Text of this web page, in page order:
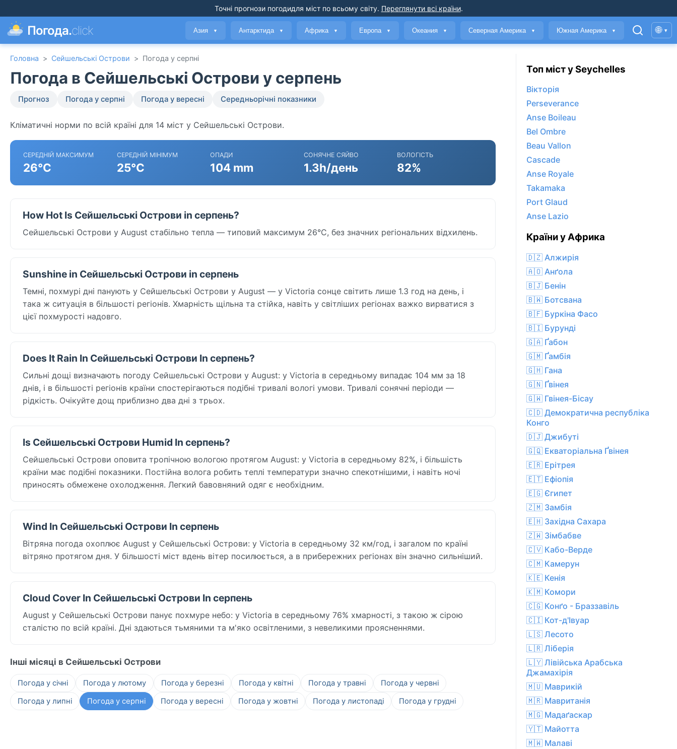
Точні прогнози погодидля міст по всьому світу. Переглянути всі країни.
Погода.click Азия ▼ Антарктида ▼ Африка ▼ Европа ▼ Океания ▼ Северная Америка ▼ Южная Америка ▼ 🌐 ▾
Головна > Сейшельські Острови > Погода у серпні
Погода в Сейшельські Острови у серпень
Прогноз Погода у серпні Погода у вересні Середньорічні показники
Кліматичні норми по всій країні для 14 міст у Сейшельські Острови.
СЕРЕДНІЙ МАКСИМУМ
26°C
СЕРЕДНІЙ МІНІМУМ
25°C
ОПАДИ
104 mm
СОНЯЧНЕ СЯЙВО
1.3h/день
ВОЛОГІСТЬ
82%
How Hot Is Сейшельські Острови in серпень?
Сейшельські Острови у August стабільно тепла — типовий максимум 26°C, без значних регіональних відхилень.
Sunshine in Сейшельські Острови in серпень
Темні, похмурі дні панують у Сейшельські Острови у August — у Victoria сонце світить лише 1.3 год на день, і
така ж ситуація в більшості регіонів. Хмарність щільна та стійка, навіть у світліших регіонах важко вирватися з
цієї похмурості надовго.
Does It Rain In Сейшельські Острови In серпень?
Сильні дощі визначають погоду Сейшельські Острови у August: у Victoria в середньому випадає 104 мм за 18
днів, і в більшості регіонів країни спостерігаються подібні тривалі вологі умови. Тривалі сонячні періоди —
рідкість. Очікуйте дощ приблизно два дні з трьох.
Is Сейшельські Острови Humid In серпень?
Сейшельські Острови оповита тропічною вологою протягом August: у Victoria в середньому 82%, і більшість
країни має подібні показники. Постійна волога робить теплі температури значно спекотнішими, і навіть ночі
приносять обмежене охолодження. Легкий бавовняний одяг є необхідним.
Wind In Сейшельські Острови In серпень
Вітряна погода охоплює August у Сейшельські Острови: у Victoria в середньому 32 км/год, і загалом по країні
вітряно протягом дня. У більшості міст вдень вітер посилюється, а в прибережних регіонах він значно сильніший.
Cloud Cover In Сейшельські Острови In серпень
August у Сейшельські Острови панує похмуре небо: у Victoria в середньому 76% хмарності, з такою ж сірою
сталістю по всій країні. Дні здаються тьмяними та м'яко освітленими, з невеликими проясненнями.
Інші місяці в Сейшельські Острови
Погода у січні Погода у лютому Погода у березні Погода у квітні Погода у травні
Погода у червні
Погода у липні
Погода у серпні Погода у вересні Погода у жовтні Погода у листопаді Погода у грудні
Топ міст у Seychelles
Вікторія
Perseverance
Anse Boileau
Bel Ombre
Beau Vallon
Cascade
Anse Royale
Takamaka
Port Glaud
Anse Lazio
Країни у Африка
🇩🇿 Алжирія
🇦🇴 Анґола
🇧🇯 Бенін
🇧🇼 Ботсвана
🇧🇫 Буркіна Фасо
🇧🇮 Бурунді
🇬🇦 Ґабон
🇬🇲 Ґамбія
🇬🇭 Гана
🇬🇳 Ґвінея
🇬🇼 Гвінея-Бісау
🇨🇩 Демократична республіка
Конго
🇩🇯 Джибуті
🇬🇶 Екваторіальна Ґвінея
🇪🇷 Ерітрея
🇪🇹 Ефіопія
🇪🇬 Єгипет
🇿🇲 Замбія
🇪🇭 Західна Сахара
🇿🇼 Зімбабве
🇨🇻 Кабо-Верде
🇨🇲 Камерун
🇰🇪 Кенія
🇰🇲 Комори
🇨🇬 Конґо - Браззавіль
🇨🇮 Кот-д'Івуар
🇱🇸 Лесото
🇱🇷 Ліберія
🇱🇾 Лівійська Арабська
Джамахірія
🇲🇺 Маврикій
🇲🇷 Мавританія
🇲🇬 Мадаґаскар
🇾🇹 Майотта
🇲🇼 Малаві